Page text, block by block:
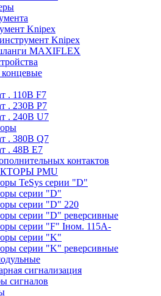
Knipex
Knipex
MAXIFLEX
. 110В F7
. 230В P7
. 240В U7
. 380В Q7
. 48В E7
контактов
PMU
TeSys серии "D"
серии "D"
серии "D" 220
серии "D" реверсивные
серии "F" Iном. 115А-
серии "K"
серии "K" реверсивные
сигнализация
сигналов